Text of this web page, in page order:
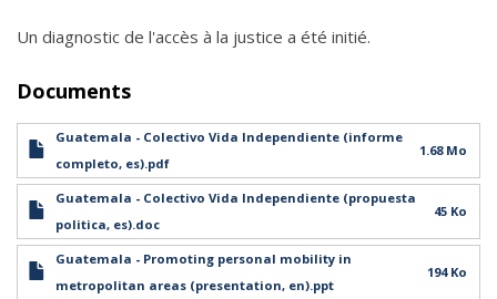
Un diagnostic de l'accès à la justice a été initié.
Documents
Guatemala - Colectivo Vida Independiente (informe
completo, es).pdf
1.68 Mo
Guatemala - Colectivo Vida Independiente (propuesta
politica, es).doc
45 Ko
Guatemala - Promoting personal mobility in
metropolitan areas (presentation, en).ppt
194 Ko